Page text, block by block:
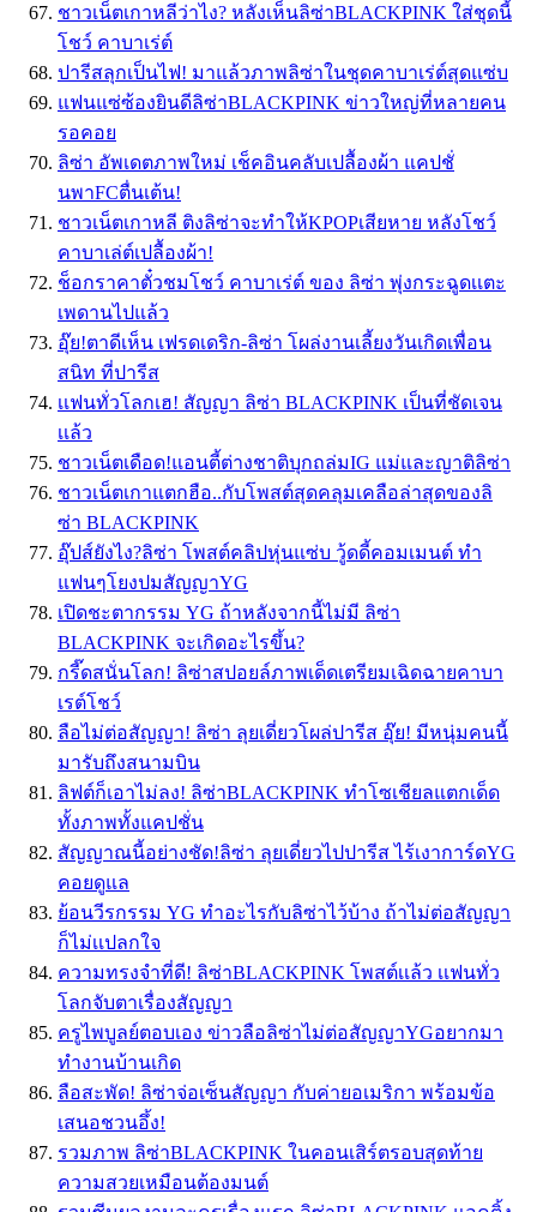
ชาวเน็ตเกาหลีว่าไง? หลังเห็นลิซ่าBLACKPINK ใส่ชุดนี้
โชว์ คาบาเร่ต์
ปารีสลุกเป็นไฟ! มาแล้วภาพลิซ่าในชุดคาบาเร่ต์สุดแซ่บ
แฟนแซ่ซ้องยินดีลิซ่าBLACKPINK ข่าวใหญ่ที่หลายคน
รอคอย
ลิซ่า อัพเดตภาพใหม่ เช็คอินคลับเปลื้องผ้า แคปชั่
นพาFCตื่นเต้น!
ชาวเน็ตเกาหลี ติงลิซ่าจะทำให้KPOPเสียหาย หลังโชว์
คาบาเล่ต์เปลื้องผ้า!
ช็อกราคาตั๋วชมโชว์ คาบาเร่ต์ ของ ลิซ่า พุ่งกระฉูดเเตะ
เพดานไปแล้ว
อุ๊ย!ตาดีเห็น เฟรดเดริก-ลิซ่า โผล่งานเลี้ยงวันเกิดเพื่อน
สนิท ที่ปารีส
เเฟนทั่วโลกเฮ! สัญญา ลิซ่า BLACKPINK เป็นที่ชัดเจน
เเล้ว
ชาวเน็ตเดือด!แอนตี้ต่างชาติบุกถล่มIG แม่และญาติลิซ่า
ชาวเน็ตเกาแตกฮือ..กับโพสต์สุดคลุมเคลือล่าสุดของลิ
ซ่า BLACKPINK
อุ๊ปส์ยังไง?ลิซ่า โพสต์คลิปหุ่นแซ่บ วู้ดดี้คอมเมนต์ ทำ
แฟนๆโยงปมสัญญาYG
เปิดชะตากรรม YG ถ้าหลังจากนี้ไม่มี ลิซ่า
BLACKPINK จะเกิดอะไรขึ้น?
กรี๊ดสนั่นโลก! ลิซ่าสปอยล์ภาพเด็ดเตรียมเฉิดฉายคาบา
เรต์โชว์
ลือไม่ต่อสัญญา! ลิซ่า ลุยเดี่ยวโผล่ปารีส อุ๊ย! มีหนุ่มคนนี้
มารับถึงสนามบิน
ลิฟต์ก็เอาไม่ลง! ลิซ่าBLACKPINK ทำโซเชียลแตกเด็ด
ทั้งภาพทั้งแคปชั่น
สัญญาณนี้อย่างชัด!ลิซ่า ลุยเดี่ยวไปปารีส ไร้เงาการ์ดYG
คอยดูแล
ย้อนวีรกรรม YG ทำอะไรกับลิซ่าไว้บ้าง ถ้าไม่ต่อสัญญา
ก็ไม่เเปลกใจ
ความทรงจำที่ดี! ลิซ่าBLACKPINK โพสต์เเล้ว เเฟนทั่ว
โลกจับตาเรื่องสัญญา
ครูไพบูลย์ตอบเอง ข่าวลือลิซ่าไม่ต่อสัญญาYGอยากมา
ทำงานบ้านเกิด
ลือสะพัด! ลิซ่าจ่อเซ็นสัญญา กับค่ายอเมริกา พร้อมข้อ
เสนอชวนอึ้ง!
รวมภาพ ลิซ่าBLACKPINK ในคอนเสิร์ตรอบสุดท้าย
ความสวยเหมือนต้องมนต์